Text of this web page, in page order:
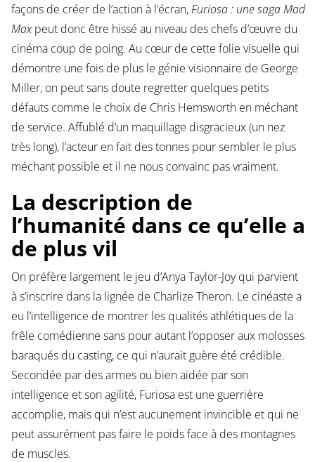
façons de créer de l’action à l’écran,Furiosa : une saga Mad
Maxpeut donc être hissé au niveau des chefs d’œuvre du
cinéma coup de poing. Au cœur de cette folie visuelle qui
démontre une fois de plus le génie visionnaire de George
Miller, on peut sans doute regretter quelques petits
défauts comme le choix de Chris Hemsworth en méchant
de service. Affublé d’un maquillage disgracieux (un nez
très long), l’acteur en fait des tonnes pour sembler le plus
méchant possible et il ne nous convainc pas vraiment.
La description de
l’humanité dans ce qu’elle a
de plus vil
On préfère largement le jeu d’Anya Taylor-Joy qui parvient
à s’inscrire dans la lignée de Charlize Theron. Le cinéaste a
eu l’intelligence de montrer les qualités athlétiques de la
frêle comédienne sans pour autant l’opposer aux molosses
baraqués du casting, ce qui n’aurait guère été crédible.
Secondée par des armes ou bien aidée par son
intelligence et son agilité, Furiosa est une guerrière
accomplie, mais qui n’est aucunement invincible et qui ne
peut assurément pas faire le poids face à des montagnes
de muscles.